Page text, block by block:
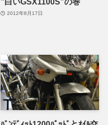
2012年8月17日